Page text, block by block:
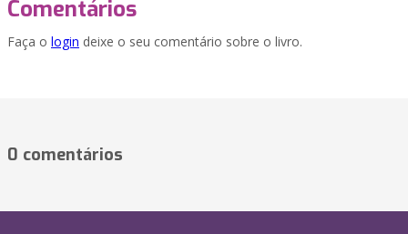
Comentários
Faça o login deixe o seu comentário sobre o livro.
0 comentários